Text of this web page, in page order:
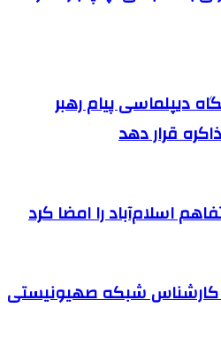
دیپلماسی پیام رهبر
قرار دهد
اسلام‌آباد را امضا کرد
کارشناس شبکه صهیونیستی